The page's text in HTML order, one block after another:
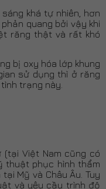
khá tự nhiên, hơn
quang bởi vậy khi
răng thật và rất khó
bị oxy hóa lớp khung
sử dụng thì ở răng
trạng này.
(tại Việt Nam cũng có
thuật phục hình thẩm
Mỹ và Châu Âu. Tuy
và yêu cầu trình độ